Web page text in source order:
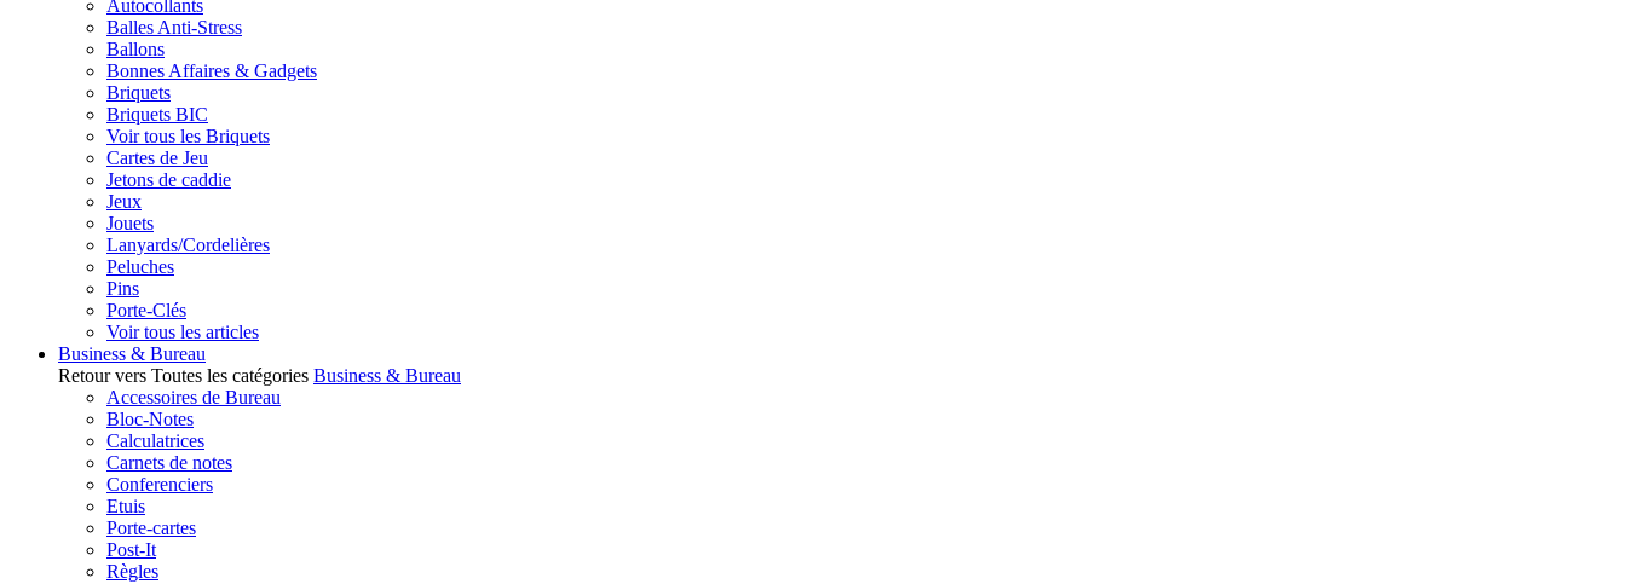
Autocollants
Balles Anti-Stress
Ballons
Bonnes Affaires & Gadgets
Briquets
Briquets BIC
Voir tous les Briquets
Cartes de Jeu
Jetons de caddie
Jeux
Jouets
Lanyards/Cordelières
Peluches
Pins
Porte-Clés
Voir tous les articles
Business & Bureau
Retour vers Toutes les catégories Business & Bureau
Accessoires de Bureau
Bloc-Notes
Calculatrices
Carnets de notes
Conferenciers
Etuis
Porte-cartes
Post-It
Règles